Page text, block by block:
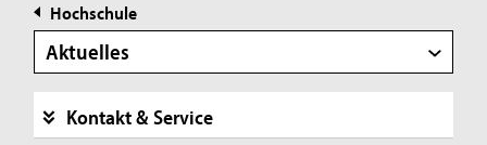
Hochschule
Aktuelles
Kontakt & Service